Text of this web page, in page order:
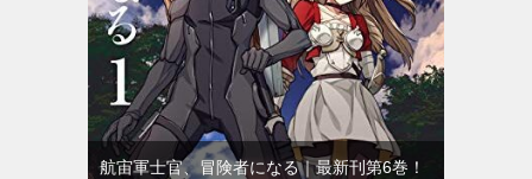
航宙軍士官、冒険者になる｜最新刊第6巻！